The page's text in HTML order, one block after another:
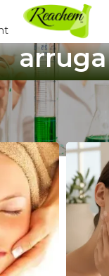
arruga
“arruga”